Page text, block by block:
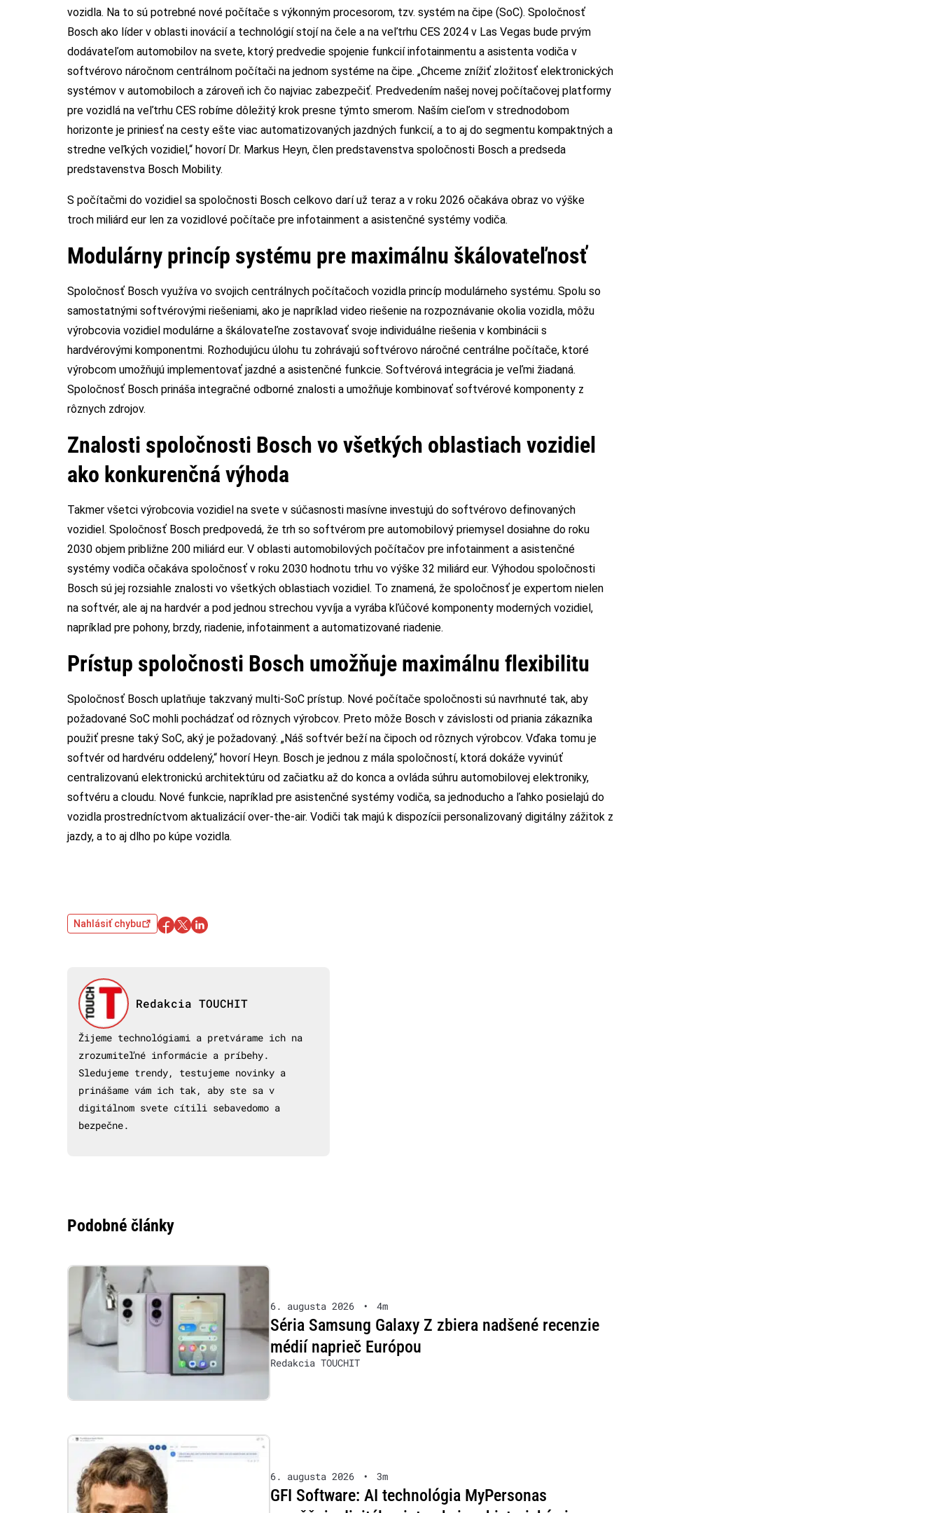
vozidla. Na to sú potrebné nové počítače s výkonným procesorom, tzv. systém na čipe (SoC). Spoločnosť
Bosch ako líder v oblasti inovácií a technológií stojí na čele a na veľtrhu CES 2024 v Las Vegas bude prvým
dodávateľom automobilov na svete, ktorý predvedie spojenie funkcií infotainmentu a asistenta vodiča v
softvérovo náročnom centrálnom počítači na jednom systéme na čipe. „Chceme znížiť zložitosť elektronických
systémov v automobiloch a zároveň ich čo najviac zabezpečiť. Predvedením našej novej počítačovej platformy
pre vozidlá na veľtrhu CES robíme dôležitý krok presne týmto smerom. Naším cieľom v strednodobom
horizonte je priniesť na cesty ešte viac automatizovaných jazdných funkcií, a to aj do segmentu kompaktných a
stredne veľkých vozidiel,“ hovorí Dr. Markus Heyn, člen predstavenstva spoločnosti Bosch a predseda
predstavenstva Bosch Mobility.
S počítačmi do vozidiel sa spoločnosti Bosch celkovo darí už teraz a v roku 2026 očakáva obraz vo výške
troch miliárd eur len za vozidlové počítače pre infotainment a asistenčné systémy vodiča.
Modulárny princíp systému pre maximálnu škálovateľnosť
Spoločnosť Bosch využíva vo svojich centrálnych počítačoch vozidla princíp modulárneho systému. Spolu so
samostatnými softvérovými riešeniami, ako je napríklad video riešenie na rozpoznávanie okolia vozidla, môžu
výrobcovia vozidiel modulárne a škálovateľne zostavovať svoje individuálne riešenia v kombinácii s
hardvérovými komponentmi. Rozhodujúcu úlohu tu zohrávajú softvérovo náročné centrálne počítače, ktoré
výrobcom umožňujú implementovať jazdné a asistenčné funkcie. Softvérová integrácia je veľmi žiadaná.
Spoločnosť Bosch prináša integračné odborné znalosti a umožňuje kombinovať softvérové komponenty z
rôznych zdrojov.
Znalosti spoločnosti Bosch vo všetkých oblastiach vozidiel
ako konkurenčná výhoda
Takmer všetci výrobcovia vozidiel na svete v súčasnosti masívne investujú do softvérovo definovaných
vozidiel. Spoločnosť Bosch predpovedá, že trh so softvérom pre automobilový priemysel dosiahne do roku
2030 objem približne 200 miliárd eur. V oblasti automobilových počítačov pre infotainment a asistenčné
systémy vodiča očakáva spoločnosť v roku 2030 hodnotu trhu vo výške 32 miliárd eur. Výhodou spoločnosti
Bosch sú jej rozsiahle znalosti vo všetkých oblastiach vozidiel. To znamená, že spoločnosť je expertom nielen
na softvér, ale aj na hardvér a pod jednou strechou vyvíja a vyrába kľúčové komponenty moderných vozidiel,
napríklad pre pohony, brzdy, riadenie, infotainment a automatizované riadenie.
Prístup spoločnosti Bosch umožňuje maximálnu flexibilitu
Spoločnosť Bosch uplatňuje takzvaný multi-SoC prístup. Nové počítače spoločnosti sú navrhnuté tak, aby
požadované SoC mohli pochádzať od rôznych výrobcov. Preto môže Bosch v závislosti od priania zákazníka
použiť presne taký SoC, aký je požadovaný. „Náš softvér beží na čipoch od rôznych výrobcov. Vďaka tomu je
softvér od hardvéru oddelený,“ hovorí Heyn. Bosch je jednou z mála spoločností, ktorá dokáže vyvinúť
centralizovanú elektronickú architektúru od začiatku až do konca a ovláda súhru automobilovej elektroniky,
softvéru a cloudu. Nové funkcie, napríklad pre asistenčné systémy vodiča, sa jednoducho a ľahko posielajú do
vozidla prostredníctvom aktualizácií over-the-air. Vodiči tak majú k dispozícii personalizovaný digitálny zážitok z
jazdy, a to aj dlho po kúpe vozidla.
Nahlásiť chybu
Redakcia TOUCHIT
Žijeme technológiami a pretvárame ich na
zrozumiteľné informácie a príbehy.
Sledujeme trendy, testujeme novinky a
prinášame vám ich tak, aby ste sa v
digitálnom svete cítili sebavedomo a
bezpečne.
Podobné články
6. augusta 2026 • 4m
Séria Samsung Galaxy Z zbiera nadšené recenzie
médií naprieč Európou
Redakcia TOUCHIT
6. augusta 2026 • 3m
GFI Software: AI technológia MyPersonas